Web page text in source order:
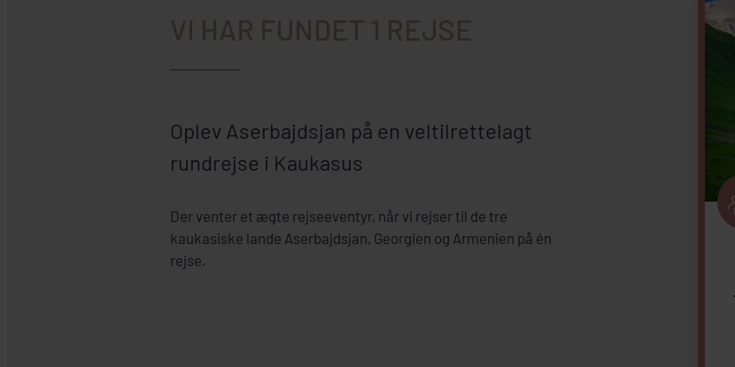
VI HAR FUNDET 1 REJSE
Oplev Aserbajdsjan på en veltilrettelagt
rundrejse i Kaukasus
Der venter et ægte rejseeventyr, når vi rejser til de tre
kaukasiske lande Aserbajdsjan, Georgien og Armenien på én
rejse.